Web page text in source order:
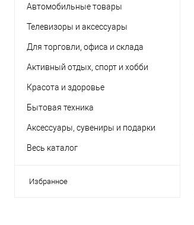
Автомобильные товары
Телевизоры и аксессуары
Для торговли, офиса и склада
Активный отдых, спорт и хобби
Красота и здоровье
Бытовая техника
Аксессуары, сувениры и подарки
Весь каталог
Избранное